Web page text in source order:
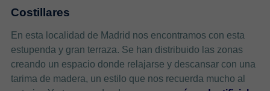
Costillares
En esta localidad de Madrid nos encontramos con esta
estupenda y gran terraza. Se han distribuido las zonas
creando un espacio donde relajarse y descansar con una
tarima de madera, un estilo que nos recuerda mucho al